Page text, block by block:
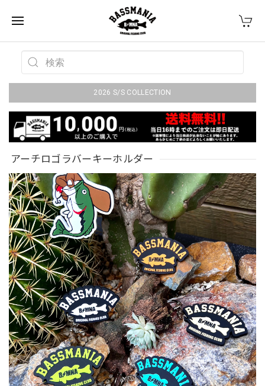
2026 S/S COLLECTION
アーチロゴラバーキーホルダー